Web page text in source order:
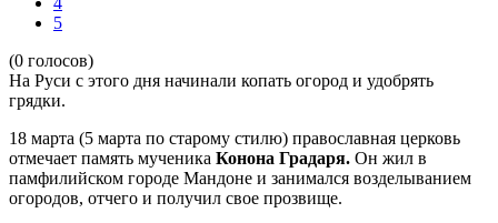
5
(0 голосов)
На Руси с этого дня начинали копать огород и удобрять
грядки.
18 марта (5 марта по старому стилю) православная церковь
отмечает память мученика Конона Градаря. Он жил в
памфилийском городе Мандоне и занимался возделыванием
огородов, отчего и получил свое прозвище.